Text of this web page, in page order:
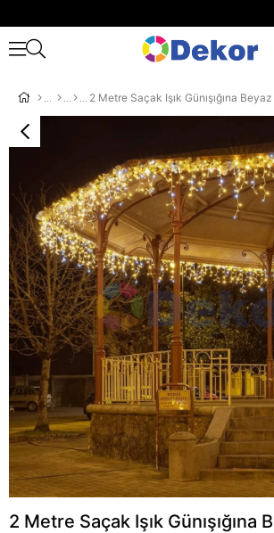
2 Metre Saçak Işık Günışığına
2 Metre Saçak Işık Günışığına